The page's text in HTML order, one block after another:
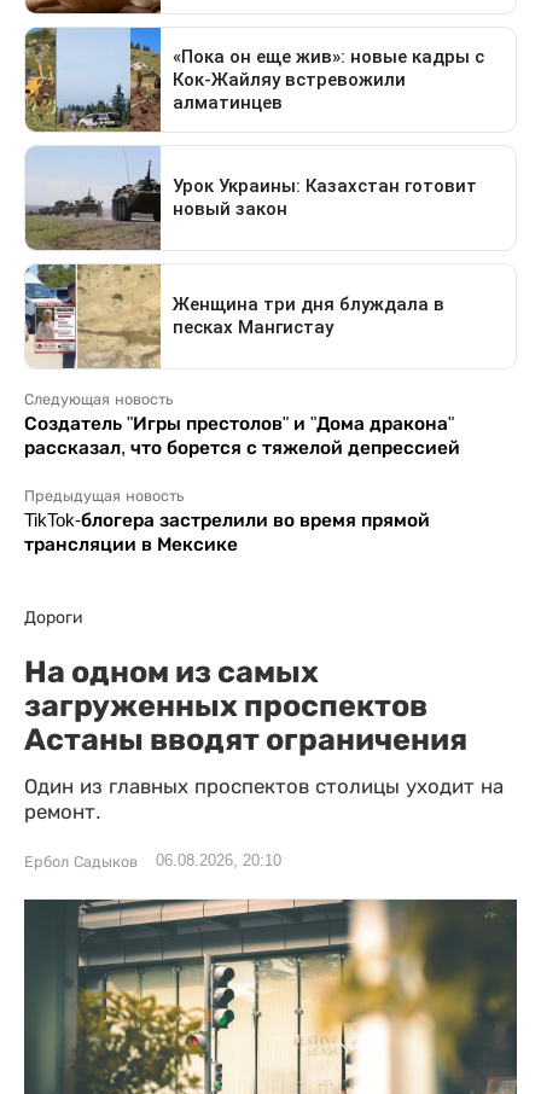
Следующая новость
Создатель "Игры престолов" и "Дома дракона"
рассказал, что борется с тяжелой депрессией
Предыдущая новость
TikTok-блогера застрелили во время прямой
трансляции в Мексике
Дороги
На одном из самых
загруженных проспектов
Астаны вводят ограничения
Один из главных проспектов столицы уходит на
ремонт.
Ербол Садыков 06.08.2026, 20:10